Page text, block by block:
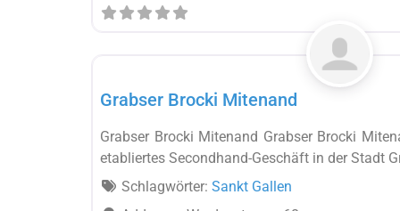
Grabser Brocki Mitenand
Grabser Brocki Mitenand Grabser Brocki
etabliertes Secondhand-Geschäft in der Stadt
Schlagwörter: Sankt Gallen